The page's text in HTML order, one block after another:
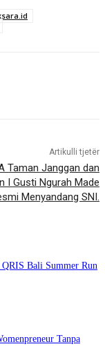
Artikulli tjetër
Taman Janggan dan
I Gusti Ngurah Made
Menyandang SNI.
QRIS Bali Summer Run
Tanpa